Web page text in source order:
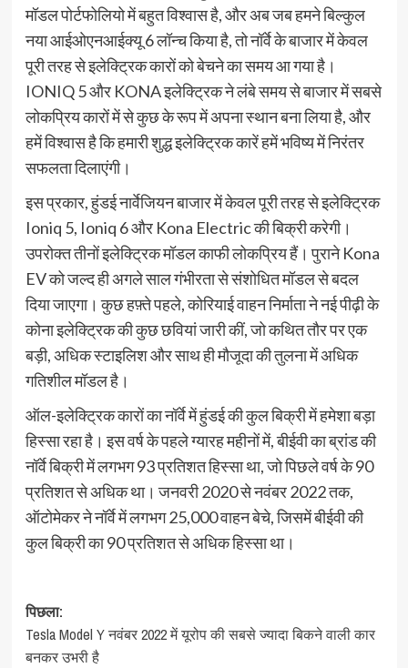
मॉडल पोर्टफोलियो में बहुत विश्वास है, और अब जब हमने बिल्कुल
नया आईओएनआईक्यू 6 लॉन्च किया है, तो नॉर्वे के बाजार में केवल
पूरी तरह से इलेक्ट्रिक कारों को बेचने का समय आ गया है।
IONIQ 5 और KONA इलेक्ट्रिक ने लंबे समय से बाजार में सबसे
लोकप्रिय कारों में से कुछ के रूप में अपना स्थान बना लिया है, और
हमें विश्वास है कि हमारी शुद्ध इलेक्ट्रिक कारें हमें भविष्य में निरंतर
सफलता दिलाएंगी।
इस प्रकार, हुंडई नार्वेजियन बाजार में केवल पूरी तरह से इलेक्ट्रिक
Ioniq 5, Ioniq 6 और Kona Electric की बिक्री करेगी।
उपरोक्त तीनों इलेक्ट्रिक मॉडल काफी लोकप्रिय हैं। पुराने Kona
EV को जल्द ही अगले साल गंभीरता से संशोधित मॉडल से बदल
दिया जाएगा। कुछ हफ़्ते पहले, कोरियाई वाहन निर्माता ने नई पीढ़ी के
कोना इलेक्ट्रिक की कुछ छवियां जारी कीं, जो कथित तौर पर एक
बड़ी, अधिक स्टाइलिश और साथ ही मौजूदा की तुलना में अधिक
गतिशील मॉडल है।
ऑल-इलेक्ट्रिक कारों का नॉर्वे में हुंडई की कुल बिक्री में हमेशा बड़ा
हिस्सा रहा है। इस वर्ष के पहले ग्यारह महीनों में, बीईवी का ब्रांड की
नॉर्वे बिक्री में लगभग 93 प्रतिशत हिस्सा था, जो पिछले वर्ष के 90
प्रतिशत से अधिक था। जनवरी 2020 से नवंबर 2022 तक,
ऑटोमेकर ने नॉर्वे में लगभग 25,000 वाहन बेचे, जिसमें बीईवी की
कुल बिक्री का 90 प्रतिशत से अधिक हिस्सा था।
पोस्ट
नेविगेशन
पिछला:
Tesla Model Y नवंबर 2022 में यूरोप की सबसे ज्यादा बिकने वाली कार
बनकर उभरी है